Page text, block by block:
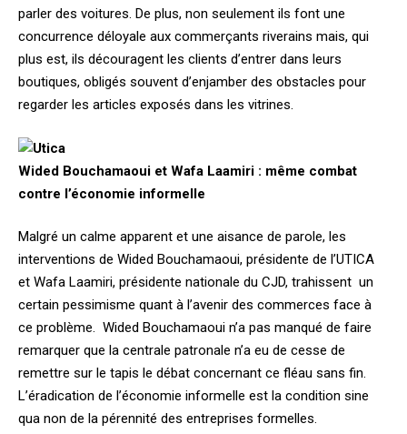
parler des voitures. De plus, non seulement ils font une
concurrence déloyale aux commerçants riverains mais, qui
plus est, ils découragent les clients d’entrer dans leurs
boutiques, obligés souvent d’enjamber des obstacles pour
regarder les articles exposés dans les vitrines.
Wided Bouchamaoui et Wafa Laamiri : même combat
contre l’économie informelle
Malgré un calme apparent et une aisance de parole, les
interventions de Wided Bouchamaoui, présidente de l’UTICA
et Wafa Laamiri, présidente nationale du CJD, trahissent un
certain pessimisme quant à l’avenir des commerces face à
ce problème. Wided Bouchamaoui n’a pas manqué de faire
remarquer que la centrale patronale n’a eu de cesse de
remettre sur le tapis le débat concernant ce fléau sans fin.
L’éradication de l’économie informelle est la condition sine
qua non de la pérennité des entreprises formelles.